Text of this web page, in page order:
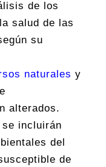
de los
salud de las
su
naturales y
alterados.
incluirán
del
de